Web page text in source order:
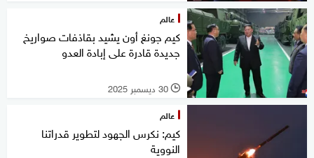
عالم
كيم جونغ أون يشيد بقاذفات صواريخ
جديدة قادرة على إبادة العدو
l 30 ديسمبر 2025
عالم
كيم: نكرس الجهود لتطوير قدراتنا
النووية